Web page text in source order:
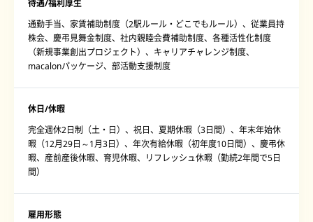
待遇/福利厚生
通勤手当、家賃補助制度（2駅ルール・どこでもルール）、従業員持
株会、慶弔見舞金制度、社内親睦会費補助制度、各種活性化制度
（新規事業創出プロジェクト）、キャリアチャレンジ制度、
macalonパッケージ、部活動支援制度
休日/休暇
完全週休2日制（土・日）、祝日、夏期休暇（3日間）、年末年始休
暇（12月29日～1月3日）、年次有給休暇（初年度10日間）、慶弔休
暇、産前産後休暇、育児休暇、リフレッシュ休暇（勤続2年間で5日
間）
雇用形態